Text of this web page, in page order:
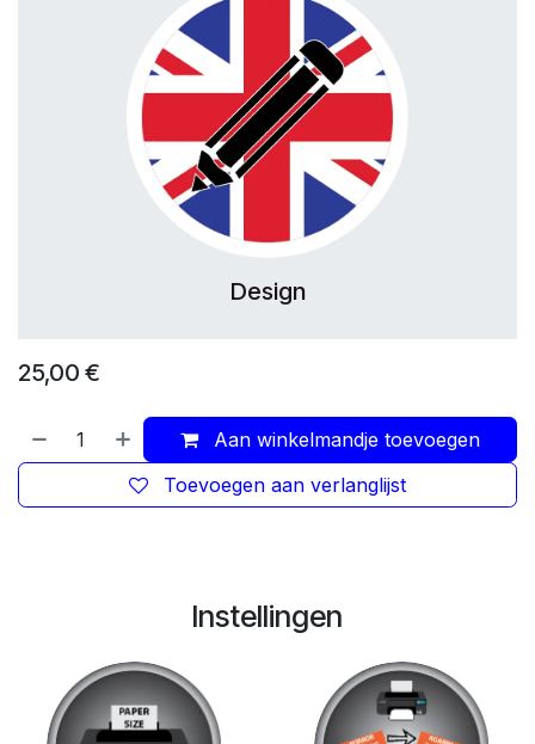
Design
25,00 €
Aan winkelmandje toevoegen
Toevoegen aan verlanglijst
Instellingen